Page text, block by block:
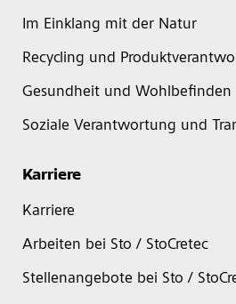
Im Einklang mit der Natur
Recycling und
Gesundheit und Wohlbefinden
Soziale Verantwortung und
Karriere
Karriere
Arbeiten bei Sto / StoCretec
Stellenangebote bei Sto /